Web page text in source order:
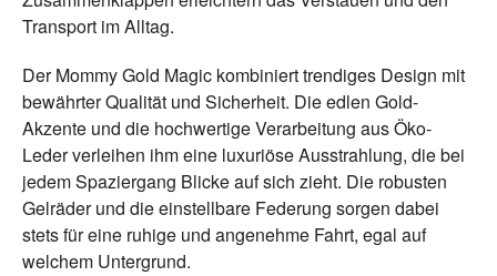
Transport im Alltag.
Der Mommy Gold Magic kombiniert trendiges Design mit
bewährter Qualität und Sicherheit. Die edlen Gold-
Akzente und die hochwertige Verarbeitung aus Öko-
Leder verleihen ihm eine luxuriöse Ausstrahlung, die bei
jedem Spaziergang Blicke auf sich zieht. Die robusten
Gelräder und die einstellbare Federung sorgen dabei
stets für eine ruhige und angenehme Fahrt, egal auf
welchem Untergrund.